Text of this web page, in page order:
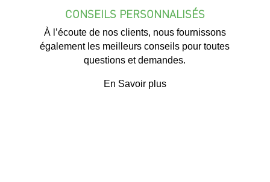
CONSEILS PERSONNALISÉS
À l’écoute de nos clients, nous fournissons
également les meilleurs conseils pour toutes
questions et demandes.
En Savoir plus